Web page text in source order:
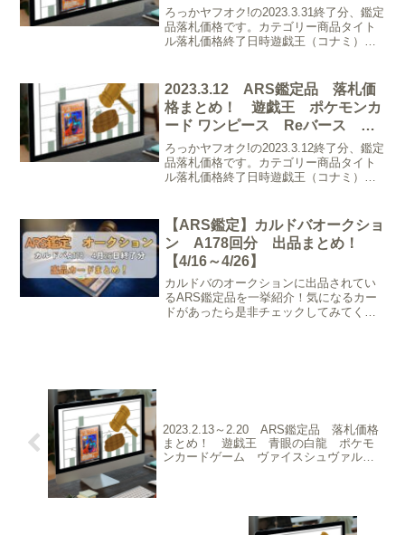
れしエクゾディア など
ろっかヤフオク!の2023.3.31終了分、鑑定
品落札価格です。カテゴリー商品タイト
ル落札価格終了日時遊戯王（コナミ）
PSA BGS CGC ARS鑑定 完美...
2023.3.12 ARS鑑定品 落札価
格まとめ！ 遊戯王 ポケモンカ
ード ワンピース Reバース ヴ
ァイスシュヴァルツ ドラゴンボ
ール ダイの大冒険
ろっかヤフオク!の2023.3.12終了分、鑑定
品落札価格です。カテゴリー商品タイト
ル落札価格終了日時遊戯王（コナミ）
ワイトドラゴン 1円スタート ウルトラ
レア 1...
【ARS鑑定】カルドバオークショ
ン A178回分 出品まとめ！
【4/16～4/26】
カルドバのオークションに出品されてい
るARS鑑定品を一挙紹介！気になるカー
ドがあったら是非チェックしてみてくだ
2023.2.13～2.20 ARS鑑定品 落札価格
まとめ！ 遊戯王 青眼の白龍 ポケモ
ンカードゲーム ヴァイスシュヴァル